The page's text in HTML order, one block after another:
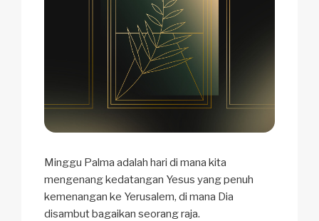
Minggu Palma adalah hari di mana kita
mengenang kedatangan Yesus yang penuh
kemenangan ke Yerusalem, di mana Dia
disambut bagaikan seorang raja.